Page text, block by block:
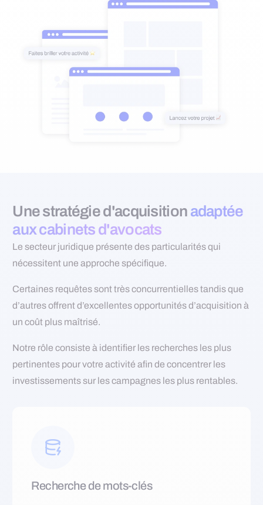
Une stratégie d'acquisition adaptée
aux cabinets d'avocats
Le secteur juridique présente des particularités qui
nécessitent une approche spécifique.
Certaines requêtes sont très concurrentielles tandis que
d’autres offrent d’excellentes opportunités d’acquisition à
un coût plus maîtrisé.
Notre rôle consiste à identifier les recherches les plus
pertinentes pour votre activité afin de concentrer les
investissements sur les campagnes les plus rentables.
Recherche de mots-clés